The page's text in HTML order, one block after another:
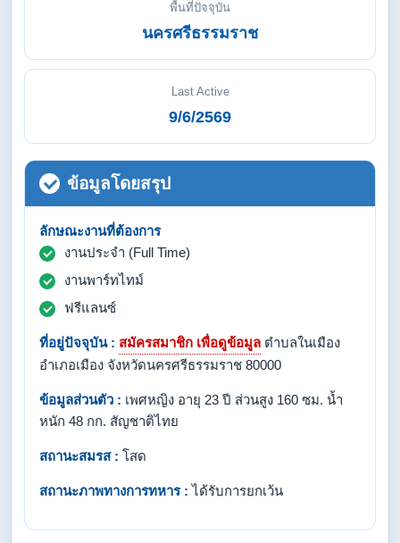
พื้นที่ปัจจุบัน
นครศรีธรรมราช
Last Active
9/6/2569
ข้อมูลโดยสรุป
ลักษณะงานที่ต้องการ
งานประจำ (Full Time)
งานพาร์ทไทม์
ฟรีแลนซ์
ที่อยู่ปัจจุบัน : สมัครสมาชิก เพื่อดูข้อมูล ตำบลในเมือง
อำเภอเมือง จังหวัดนครศรีธรรมราช 80000
ข้อมูลส่วนตัว : เพศหญิง อายุ 23 ปี ส่วนสูง 160 ซม. น้ำ
หนัก 48 กก. สัญชาติไทย
สถานะสมรส : โสด
สถานะภาพทางการทหาร : ได้รับการยกเว้น